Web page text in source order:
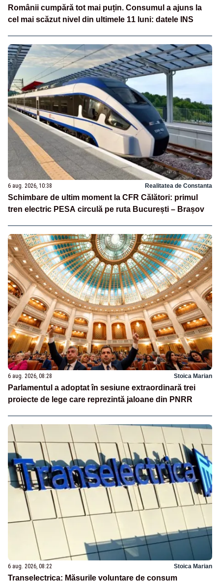
Românii cumpără tot mai puțin. Consumul a ajuns la
cel mai scăzut nivel din ultimele 11 luni: datele INS
6 aug. 2026, 10:38 Realitatea de Constanta
Schimbare de ultim moment la CFR Călători: primul
tren electric PESA circulă pe ruta București – Brașov
6 aug. 2026, 08:28 Stoica Marian
Parlamentul a adoptat în sesiune extraordinară trei
proiecte de lege care reprezintă jaloane din PNRR
6 aug. 2026, 08:22 Stoica Marian
Transelectrica: Măsurile voluntare de consum